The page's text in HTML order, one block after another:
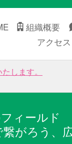
組織概要
アクセス
します。
ィールド
がろう、